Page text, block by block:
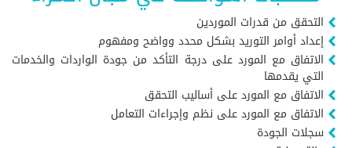
التحقق من قدرات الموردين
إعداد أوامر التوريد بشكل محدد وواضح ومفهوم
الاتفاق مع المورد على درجة التأكد من جودة الواردات والخدمات
التي يقدمها
الاتفاق مع المورد على أساليب التحقق
الاتفاق مع المورد على نظم وإجراءات التعامل
سجلات الجودة